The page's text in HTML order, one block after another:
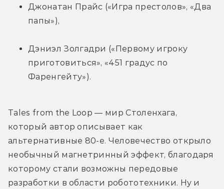
Джонатан Прайс («Игра престолов», «Два
папы»),
Дэниэл Золгадри («Первому игроку
приготовиться», «451 градус по
Фаренгейту»).
Tales from the Loop — мир Столенхага,
который автор описывает как
альтернативные 80-е. Человечество открыло
необычный магнетринный эффект, благодаря
которому стали возможны передовые
разработки в области робототехники. Ну и